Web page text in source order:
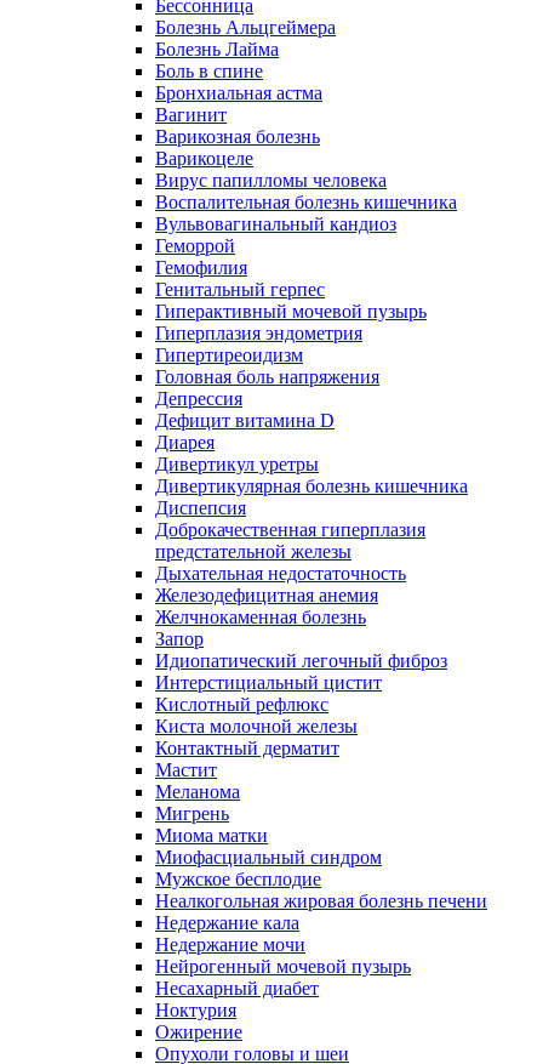
Бессонница
Болезнь Альцгеймера
Болезнь Лайма
Боль в спине
Бронхиальная астма
Вагинит
Варикозная болезнь
Варикоцеле
Вирус папилломы человека
Воспалительная болезнь кишечника
Вульвовагинальный кандиоз
Геморрой
Гемофилия
Генитальный герпес
Гиперактивный мочевой пузырь
Гиперплазия эндометрия
Гипертиреоидизм
Головная боль напряжения
Депрессия
Дефицит витамина D
Диарея
Дивертикул уретры
Дивертикулярная болезнь кишечника
Диспепсия
Доброкачественная гиперплазия
предстательной железы
Дыхательная недостаточность
Железодефицитная анемия
Желчнокаменная болезнь
Запор
Идиопатический легочный фиброз
Интерстициальный цистит
Кислотный рефлюкс
Киста молочной железы
Контактный дерматит
Мастит
Меланома
Мигрень
Миома матки
Миофасциальный синдром
Мужское бесплодие
Неалкогольная жировая болезнь печени
Недержание кала
Недержание мочи
Нейрогенный мочевой пузырь
Несахарный диабет
Ноктурия
Ожирение
Опухоли головы и шеи